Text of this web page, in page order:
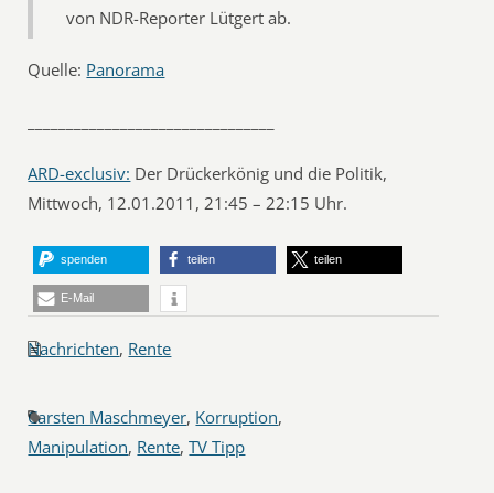
von NDR-Reporter Lütgert ab.
Quelle: Panorama
ARD-exclusiv: Der Drückerkönig und die Politik,
Mittwoch, 12.01.2011, 21:45 – 22:15 Uhr.
spenden teilen teilen
E-Mail
Nachrichten, Rente
Carsten Maschmeyer, Korruption,
Manipulation, Rente,TV Tipp